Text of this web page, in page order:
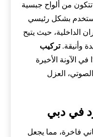
من ألواح جبسية
بشكل رئيسي
الداخلية، حيث يتيح
وأنيقة.تركيب
في الآونة الأخيرة
العزل
في دبي
فاخرة، مما يجعل